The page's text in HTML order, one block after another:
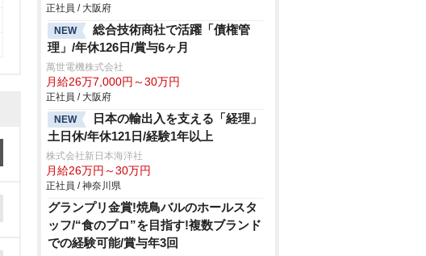
正社員 / 大阪府
NEW
総合技術商社で活躍「債権管
理」/年休126日/賞与6ヶ月
萬世電機株式会社
月給26万7,000円～30万円
正社員 / 大阪府
NEW
日本の輸出入を支える「経理」
土日休/年休121日/経験1年以上
株式会社新日本海洋社
月給26万円～30万円
正社員 / 神奈川県
グランプリ金賞!焼鳥バルのホールスタ
ッフ/“食のプロ”を目指す!複数ブランド
での経験可能/賞与年3回